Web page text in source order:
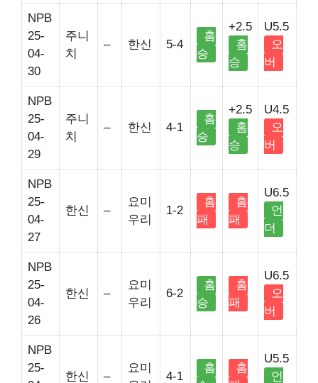
NPB
25-
04-
30
주니
치
– 한신 5-4
홈
승
+2.5
홈
승
U5.5
오
버
NPB
25-
04-
29
주니
치
– 한신 4-1
홈
승
+2.5
홈
승
U4.5
오
버
NPB
25-
04-
27
한신 –
요미
우리
1-2
홈
패
홈
패
U6.5
언
더
NPB
25-
04-
26
한신 –
요미
우리
6-2
홈
승
홈
패
U6.5
오
버
NPB
25-
한신 –
요미
4-1
홈
홈
U5.5
언